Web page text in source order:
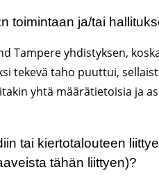
toimintaan ja/tai
Tampere yhdistyksen,
tekevä taho puuttui,
yhtä määrätietoisia ja
tai kiertotalouteen
tähän liittyen)?